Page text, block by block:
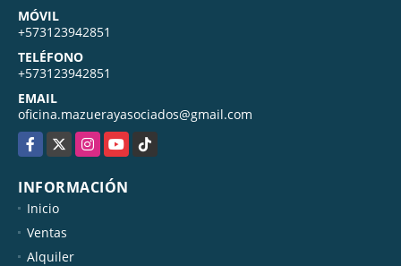
MÓVIL
+573123942851
TELÉFONO
+573123942851
EMAIL
oficina.mazuerayasociados@gmail.com
Facebook
X InstagramYouTubeTikTok
INFORMACIÓN
Inicio
Ventas
Alquiler